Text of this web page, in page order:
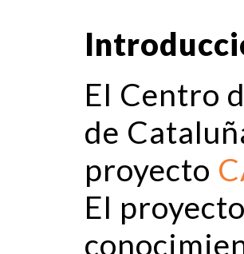
El Centro
de
proyecto
El